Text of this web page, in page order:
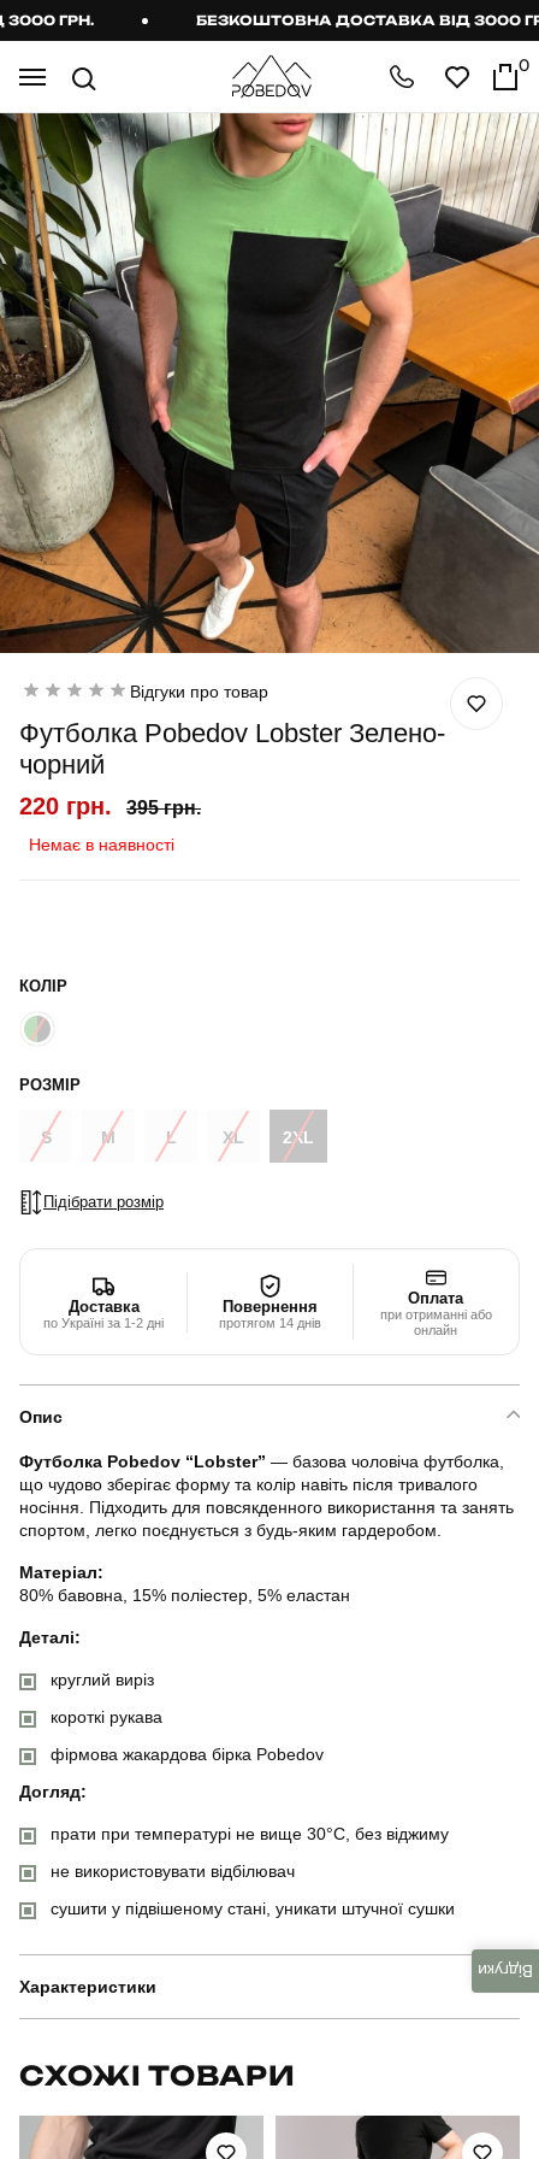
ГРН. БЕЗКОШТОВНА ДОСТАВКА ВІД 3000 ГРН.
0
Відгуки про товар
Футболка Pobedov Lobster Зелено-
чорний
220 грн. 395 грн.
Немає в наявності
КОЛІР
РОЗМІР
S M L XL 2XL
Підібрати розмір
Доставка
по Україні за 1-2 дні
Повернення
протягом 14 днів
Оплата
при отриманні або
онлайн
Опис
Футболка Pobedov “Lobster” — базова чоловіча футболка,
що чудово зберігає форму та колір навіть після тривалого
носіння. Підходить для повсякденного використання та занять
спортом, легко поєднується з будь-яким гардеробом.
Матеріал:
80% бавовна, 15% поліестер, 5% еластан
Деталі:
круглий виріз
короткі рукава
фірмова жакардова бірка Pobedov
Догляд:
прати при температурі не вище 30°C, без віджиму
не використовувати відбілювач
сушити у підвішеному стані, уникати штучної сушки
Характеристики
СХОЖІ ТОВАРИ
Відгуки